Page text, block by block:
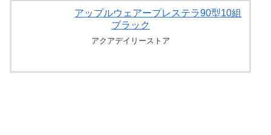
アップルウェアープレステラ90型10組
ブラック
アクアデイリーストア